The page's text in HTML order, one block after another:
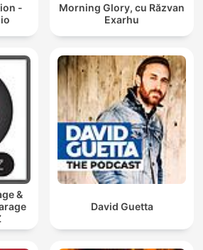
-
Morning Glory, cu Răzvan
Exarhu
&
David Guetta